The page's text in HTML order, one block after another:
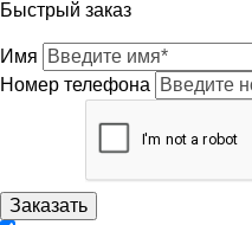
Быстрый заказ
Имя
Номер телефона